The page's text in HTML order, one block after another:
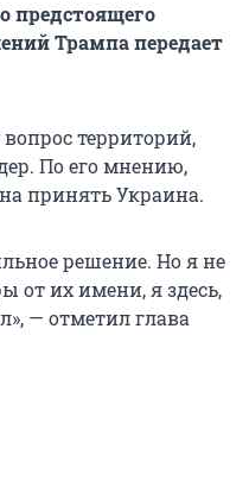
предстоящего
Трампа передает
территорий,
По его мнению,
принять Украина.
решение. Но я не
от их имени, я здесь,
— отметил глава